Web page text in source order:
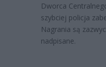
Dworca
szybciej policja
Nagrania są
nadpisane.